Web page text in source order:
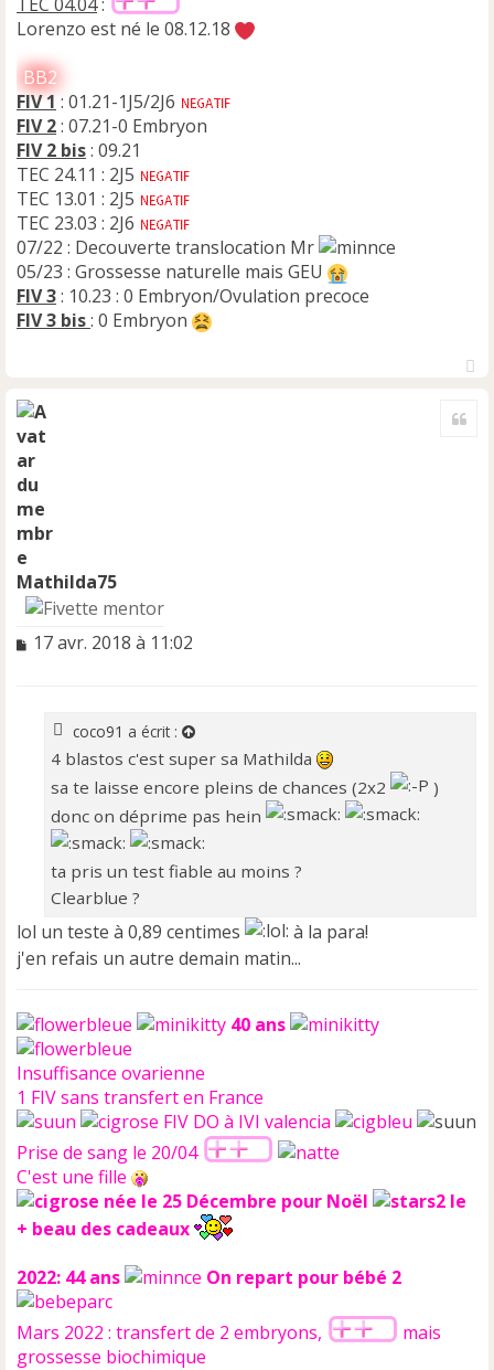
Lorenzo est né le 08.12.18
BB2
FIV 1 : 01.21-1J5/2J6
FIV 2: 07.21-0 Embryon
FIV 2 bis: 09.21
TEC 24.11 : 2J5
TEC 13.01 : 2J5
TEC 23.03 : 2J6
07/22 : Decouverte translocation Mr
05/23 : Grossesse naturelle mais GEU
FIV 3: 10.23 : 0 Embryon/Ovulation precoce
FIV 3 bis: 0 Embryon
Mathilda75
M17 avr. 2018 à 11:02
coco91 a écrit :
4 blastos c'est super sa Mathilda
sa te laisse encore pleins de chances (2x2
)
donc on déprime pas hein
ta pris un test fiable au moins ?
Clearblue ?
lol un teste à 0,89 centimes
à la para!
j'en refais un autre demain matin...
40 ans
Insuffisance ovarienne
1 FIV sans transfert en France
FIV DO à IVI valencia
Prise de sang le 20/04
C'est une fille
née le 25 Décembre pour Noël
le
+ beau des cadeaux
2022: 44 ans
On repart pour bébé 2
Mars 2022 : transfert de 2 embryons,
mais
grossesse biochimique